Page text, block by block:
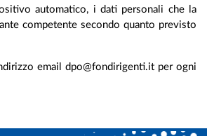
automatico, i dati personali che la
competente secondo quanto previsto
email dpo@fondirigenti.it per ogni